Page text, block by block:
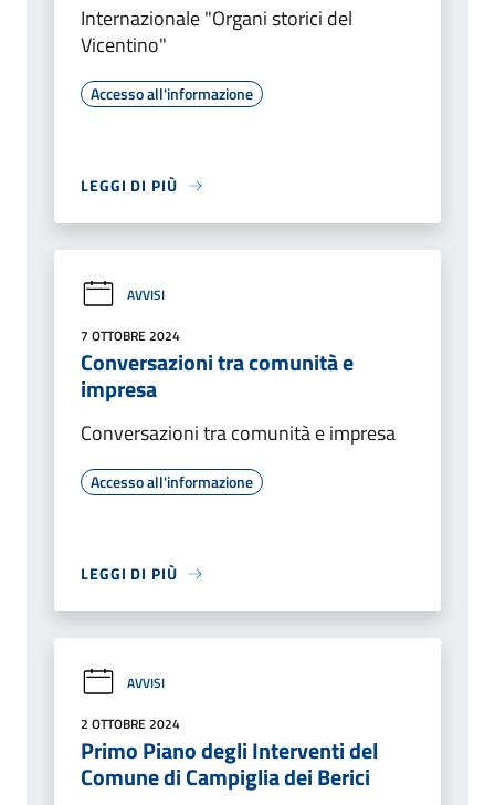
Internazionale "Organi storici del
Vicentino"
Accesso all'informazione
LEGGI DI PIÙ
AVVISI
7 OTTOBRE 2024
Conversazioni tra comunità e
impresa
Conversazioni tra comunità e impresa
Accesso all'informazione
LEGGI DI PIÙ
AVVISI
2 OTTOBRE 2024
Primo Piano degli Interventi del
Comune di Campiglia dei Berici